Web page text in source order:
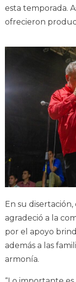
esta temporada.
ofrecieron
En su
agradeció a la
por el apoyo
además a las
armonía.